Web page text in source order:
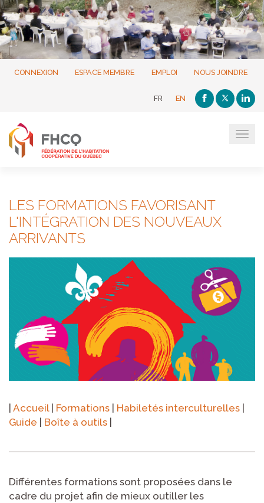
CONNEXION ESPACE MEMBRE EMPLOI NOUS JOINDRE
FR EN
LES FORMATIONS FAVORISANT
L'INTÉGRATION DES NOUVEAUX
ARRIVANTS
| Accueil| Formations | Habiletés interculturelles |
Guide | Boîte à outils |
Différentes formations sont proposées dans le
cadre du projet afin de mieux outiller les